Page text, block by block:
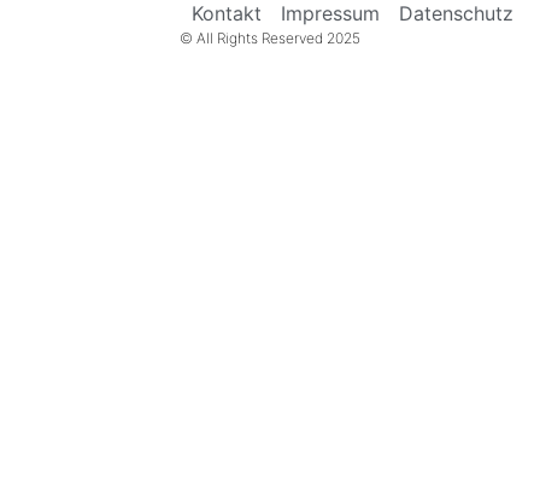
Kontakt Impressum Datenschutz
© All Rights Reserved 2025